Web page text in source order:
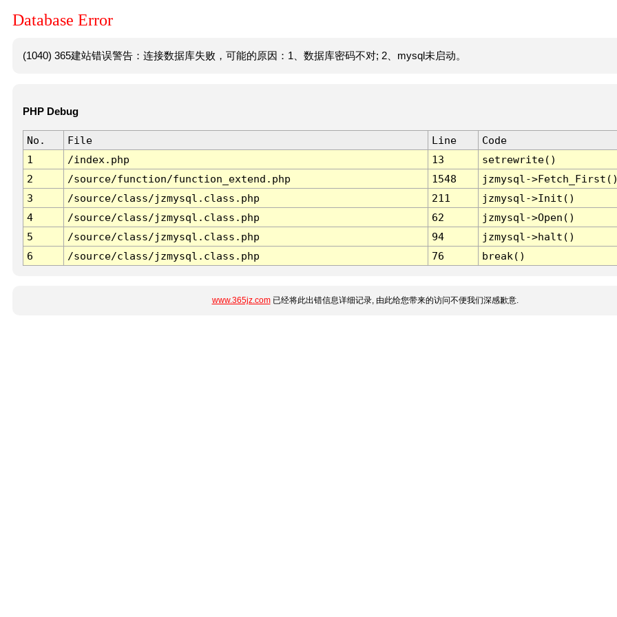
Database Error
(1040) 365建站错误警告：连接数据库失败，可能的原因：1、数据库密码不对; 2、mysql未启动。
PHP Debug
No. File Line
Code
1
/index.php 13
setrewrite()
2
/source/function/function_extend.php 1548
jzmysql-
3
/source/class/jzmysql.class.php 211
jzmysql->Init()
4
/source/class/jzmysql.class.php 62
jzmysql->Open()
5
/source/class/jzmysql.class.php 94
jzmysql->halt()
6
/source/class/jzmysql.class.php 76 break()
www.365jz.com已经将此出错信息详细记录, 由此给您带来的访问不便我们深感歉意.